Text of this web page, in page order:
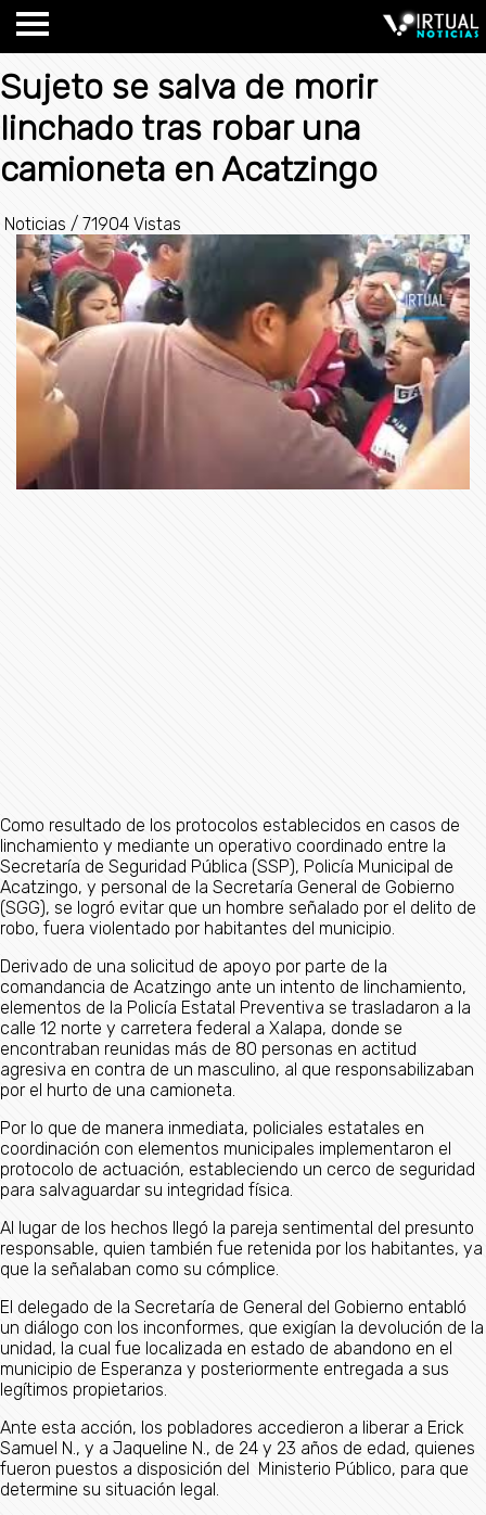
Sujeto se salva de morir
linchado tras robar una
camioneta en Acatzingo
Noticias / 71904 Vistas
Como resultado de los protocolos establecidos en casos de
linchamiento y mediante un operativo coordinado entre la
Secretaría de Seguridad Pública (SSP), Policía Municipal de
Acatzingo, y personal de la Secretaría General de Gobierno
(SGG), se logró evitar que un hombre señalado por el delito de
robo, fuera violentado por habitantes del municipio.
Derivado de una solicitud de apoyo por parte de la
comandancia de Acatzingo ante un intento de linchamiento,
elementos de la Policía Estatal Preventiva se trasladaron a la
calle 12 norte y carretera federal a Xalapa, donde se
encontraban reunidas más de 80 personas en actitud
agresiva en contra de un masculino, al que responsabilizaban
por el hurto de una camioneta.
Por lo que de manera inmediata, policiales estatales en
coordinación con elementos municipales implementaron el
protocolo de actuación, estableciendo un cerco de seguridad
para salvaguardar su integridad física.
Al lugar de los hechos llegó la pareja sentimental del presunto
responsable, quien también fue retenida por los habitantes, ya
que la señalaban como su cómplice.
El delegado de la Secretaría de General del Gobierno entabló
un diálogo con los inconformes, que exigían la devolución de la
unidad, la cual fue localizada en estado de abandono en el
municipio de Esperanza y posteriormente entregada a sus
legítimos propietarios.
Ante esta acción, los pobladores accedieron a liberar a Erick
Samuel N., y a Jaqueline N., de 24 y 23 años de edad, quienes
fueron puestos a disposición del Ministerio Público, para que
determine su situación legal.